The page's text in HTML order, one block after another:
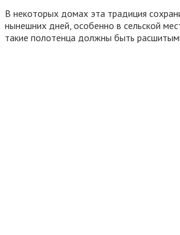
В некоторых домах эта традиция
нынешних дней, особенно в сельской
такие полотенца должны быть